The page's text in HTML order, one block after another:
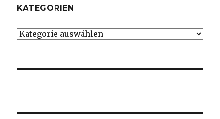
KATEGORIEN
Kategorien